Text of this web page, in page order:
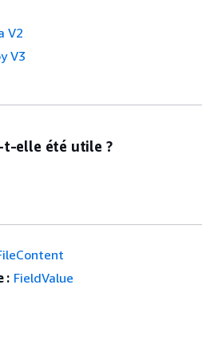
V2
V3
t-elle été utile ?
: FieldValue